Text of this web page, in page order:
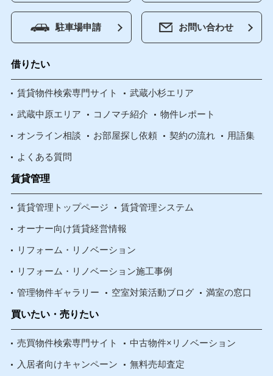
駐車場申請 お問い合わせ
借りたい
賃貸物件検索専門サイト 武蔵小杉エリア
武蔵中原エリア コノマチ紹介 物件レポート
オンライン相談 お部屋探し依頼 契約の流れ 用語集
よくある質問
賃貸管理
賃貸管理トップページ 賃貸管理システム
オーナー向け賃貸経営情報
リフォーム・リノベーション
リフォーム・リノベーション施工事例
管理物件ギャラリー 空室対策活動ブログ 満室の窓口
買いたい・売りたい
売買物件検索専門サイト 中古物件×リノベーション
入居者向けキャンペーン 無料売却査定